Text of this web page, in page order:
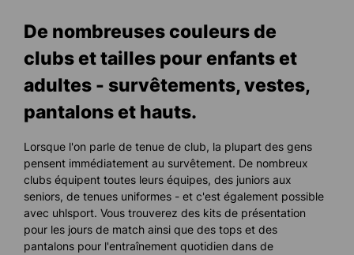
De nombreuses couleurs de
clubs et tailles pour enfants et
adultes - survêtements, vestes,
pantalons et hauts.
Lorsque l'on parle de tenue de club, la plupart des gens
pensent immédiatement au survêtement. De nombreux
clubs équipent toutes leurs équipes, des juniors aux
seniors, de tenues uniformes - et c'est également possible
avec uhlsport. Vous trouverez des kits de présentation
pour les jours de match ainsi que des tops et des
pantalons pour l'entraînement quotidien dans de